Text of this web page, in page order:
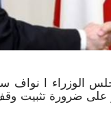
الوزراء ا نواف
ضرورة تثبيت